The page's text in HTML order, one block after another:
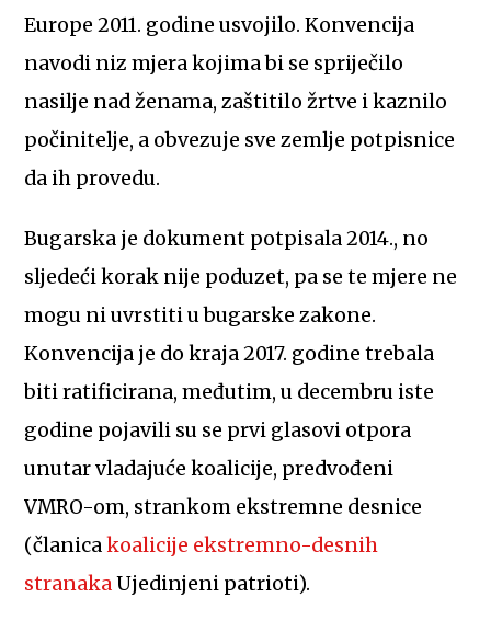
Europe 2011. godine usvojilo. Konvencija
navodi niz mjera kojima bi se spriječilo
nasilje nad ženama, zaštitilo žrtve i kaznilo
počinitelje, a obvezuje sve zemlje potpisnice
da ih provedu.
Bugarska je dokument potpisala 2014., no
sljedeći korak nije poduzet, pa se te mjere ne
mogu ni uvrstiti u bugarske zakone.
Konvencija je do kraja 2017. godine trebala
biti ratificirana, međutim, u decembru iste
godine pojavili su se prvi glasovi otpora
unutar vladajuće koalicije, predvođeni
VMRO-om, strankom ekstremne desnice
(članicakoalicije ekstremno-desnih
stranakaUjedinjeni patrioti).